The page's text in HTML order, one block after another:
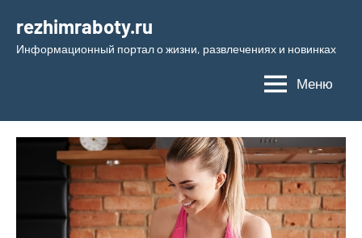
содержимому
rezhimraboty.ru
Информационный портал о жизни, развлечениях и новинках
Меню